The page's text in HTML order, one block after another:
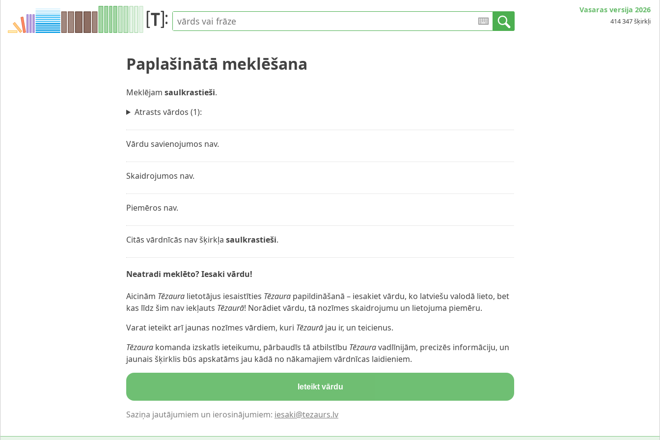
Vasaras versija 2026
414 347 šķirkļi
Paplašinātā meklēšana
Meklējam saulkrastieši.
Atrasts vārdos (1):
Vārdu savienojumos nav.
Skaidrojumos nav.
Piemēros nav.
Citās vārdnīcās nav šķirkļa saulkrastieši.
Neatradi meklēto? Iesaki vārdu!
Aicinām Tēzaura lietotājus iesaistīties Tēzaura papildināšanā – iesakiet vārdu, ko latviešu valodā lieto, bet
kas līdz šim nav iekļauts Tēzaurā! Norādiet vārdu, tā nozīmes skaidrojumu un lietojuma piemēru.
Varat ieteikt arī jaunas nozīmes vārdiem, kuri Tēzaurā jau ir, un teicienus.
Tēzaura komanda izskatīs ieteikumu, pārbaudīs tā atbilstību Tēzauravadlīnijām, precizēs informāciju, un
jaunais šķirklis būs apskatāms jau kādā no nākamajiem vārdnīcas laidieniem.
Ieteikt vārdu
Saziņa jautājumiem un ierosinājumiem: iesaki@tezaurs.lv